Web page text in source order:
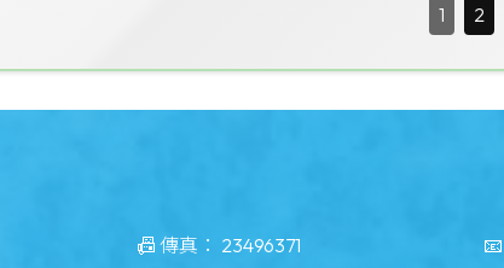
1 2
📠 傳真： 23496371